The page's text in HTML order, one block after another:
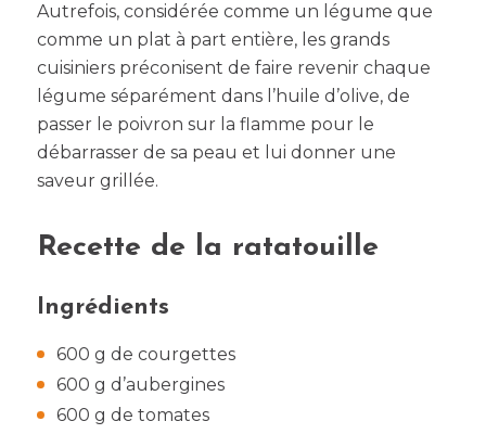
Autrefois, considérée comme un légume que
comme un plat à part entière, les grands
cuisiniers préconisent de faire revenir chaque
légume séparément dans l’huile d’olive, de
passer le poivron sur la flamme pour le
débarrasser de sa peau et lui donner une
saveur grillée.
Recette de la ratatouille
Ingrédients
600 g de courgettes
600 g d’aubergines
600 g de tomates